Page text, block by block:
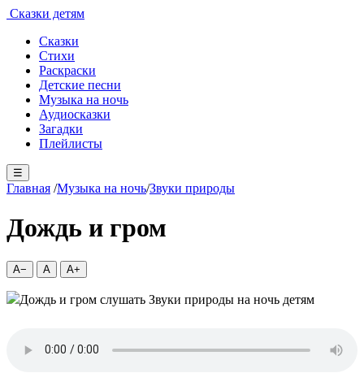
Сказки детям
Сказки
Стихи
Раскраски
Детские песни
Музыка на ночь
Аудиосказки
Загадки
Плейлисты
☰
Главная /Музыка на ночь/Звуки природы
Дождь и гром
A− A A+